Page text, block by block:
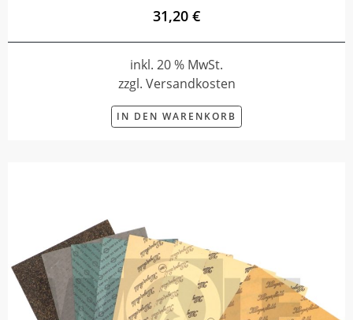
31,20 €
inkl. 20 % MwSt.
zzgl. Versandkosten
IN DEN WARENKORB